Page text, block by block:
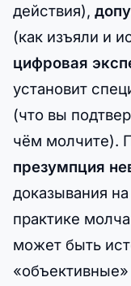
действия),
(как изъяли и
цифровая
установит
(что вы
чём молчите).
презумпция
доказывания
практике
может быть